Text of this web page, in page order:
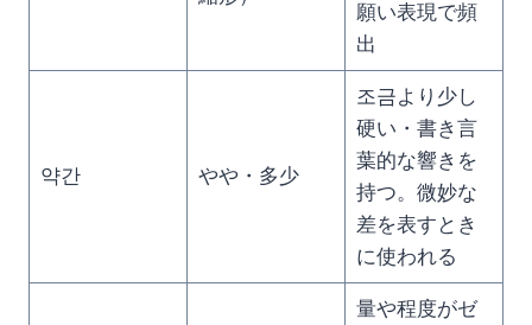
願い表現で頻
出
약간 やや・多少
조금より少し
硬い・書き言
葉的な響きを
持つ。微妙な
差を表すとき
に使われる
量や程度がゼ